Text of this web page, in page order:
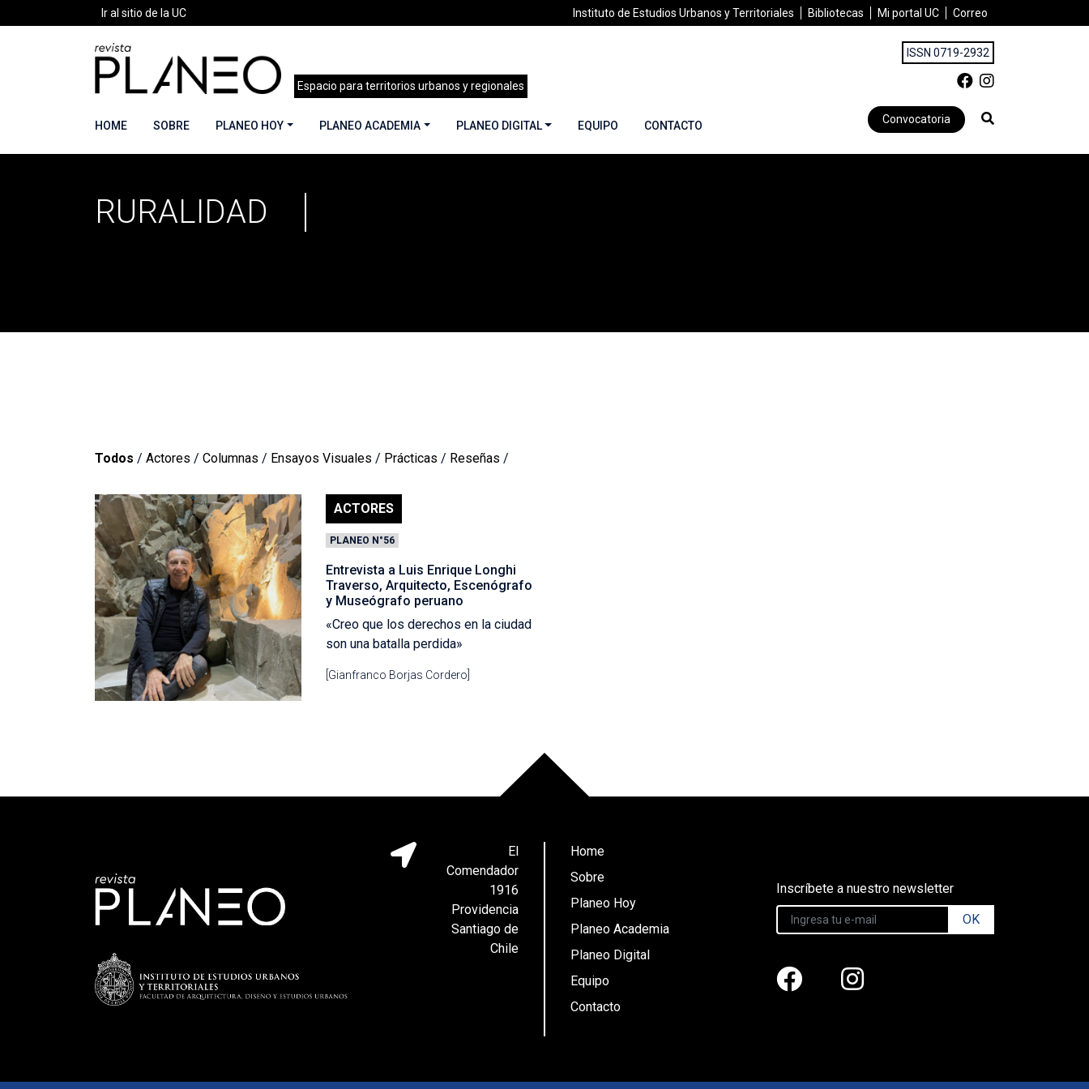
Ir al sitio de la UC Instituto de Estudios Urbanos y Territoriales Bibliotecas Mi portal UC Correo
Espacio para territorios urbanos y regionales
ISSN 0719-2932
HOME SOBRE PLANEO HOY PLANEO ACADEMIA PLANEO DIGITAL EQUIPO CONTACTO Convocatoria
Portada »ruralidad
RURALIDAD
Todos / Actores / Columnas / Ensayos Visuales / Prácticas / Reseñas /
ACTORES
PLANEO N°56
Entrevista a Luis Enrique Longhi
Traverso, Arquitecto, Escenógrafo
y Museógrafo peruano
«Creo que los derechos en la ciudad
son una batalla perdida»
[Gianfranco Borjas Cordero]
El
Comendador
1916
Providencia
Santiago de
Chile
Home
Sobre
Planeo Hoy
Planeo Academia
Planeo Digital
Equipo
Contacto
Inscríbete a nuestro newsletter
OK